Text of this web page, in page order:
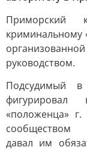
Приморский
криминальному
руководством.
Подсудимый
«положенца»
сообществом
давал им